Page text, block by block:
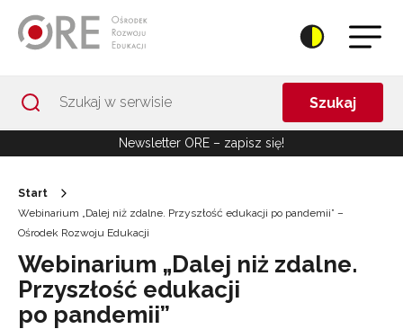
Szukaj
Newsletter ORE – zapisz się!
Start
Webinarium „Dalej niż zdalne. Przyszłość edukacji po pandemii” –
Ośrodek Rozwoju Edukacji
Webinarium „Dalej niż zdalne.
Przyszłość edukacji
po pandemii”